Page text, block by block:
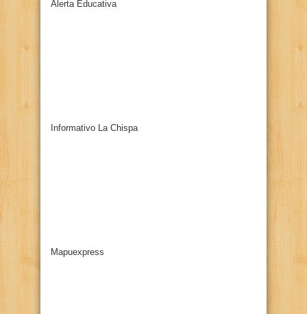
Alerta Educativa
Informativo La Chispa
Mapuexpress